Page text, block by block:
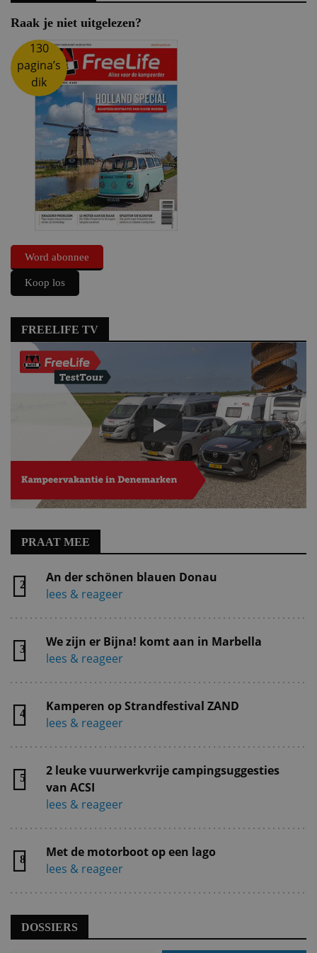
Raak je niet uitgelezen?
130
pagina’s
dik
Word abonnee
Koop los
FREELIFE TV
PRAAT MEE
2
An der schönen blauen Donau
lees & reageer
3
We zijn er Bijna! komt aan in Marbella
lees & reageer
4
Kamperen op Strandfestival ZAND
lees & reageer
5
2 leuke vuurwerkvrije campingsuggesties
van ACSI
lees & reageer
8
Met de motorboot op een lago
lees & reageer
DOSSIERS